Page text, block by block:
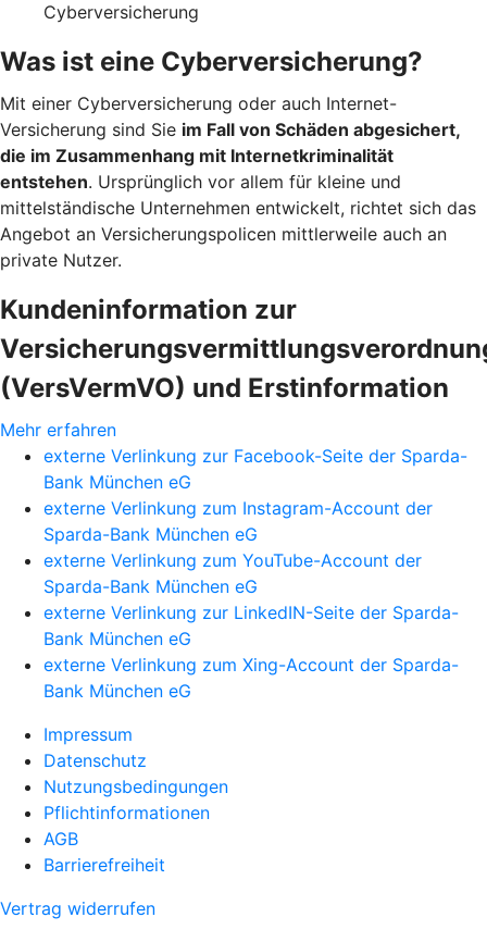
Cyberversicherung
Was ist eine Cyberversicherung?
Mit einer Cyberversicherung oder auch Internet-
Versicherung sind Sie im Fall von Schäden abgesichert,
die im Zusammenhang mit Internetkriminalität
entstehen. Ursprünglich vor allem für kleine und
mittelständische Unternehmen entwickelt, richtet sich das
Angebot an Versicherungspolicen mittlerweile auch an
private Nutzer.
Kundeninformation zur
(VersVermVO) und Erstinformation
Mehr erfahren
externe Verlinkung zur Facebook-Seite der Sparda-
Bank München eG
externe Verlinkung zum Instagram-Account der
Sparda-Bank München eG
externe Verlinkung zum YouTube-Account der
Sparda-Bank München eG
externe Verlinkung zur LinkedIN-Seite der Sparda-
Bank München eG
externe Verlinkung zum Xing-Account der Sparda-
Bank München eG
Impressum
Datenschutz
Nutzungsbedingungen
Pflichtinformationen
AGB
Barrierefreiheit
Vertrag widerrufen